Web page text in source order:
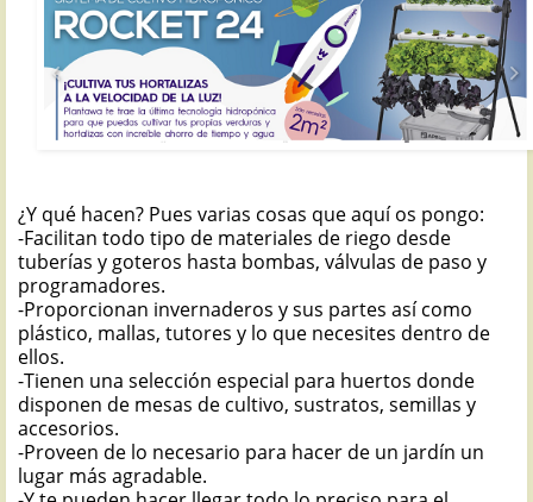
¿Y qué hacen? Pues varias cosas que aquí os pongo:
-Facilitan todo tipo de materiales de riego desde
tuberías y goteros hasta bombas, válvulas de paso y
programadores.
-Proporcionan invernaderos y sus partes así como
plástico, mallas, tutores y lo que necesites dentro de
ellos.
-Tienen una selección especial para huertos donde
disponen de mesas de cultivo, sustratos, semillas y
accesorios.
-Proveen de lo necesario para hacer de un jardín un
lugar más agradable.